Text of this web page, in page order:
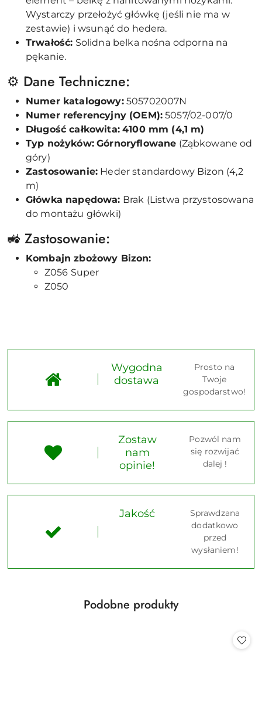
Wystarczy przełożyć główkę (jeśli nie ma w
zestawie) i wsunąć do hedera.
Trwałość: Solidna belka nośna odporna na
pękanie.
⚙️ Dane Techniczne:
Numer katalogowy:505702007N
Numer referencyjny (OEM): 5057/02-007/0
Długość całkowita: 4100 mm (4,1 m)
Typ nożyków: Górnoryflowane (Ząbkowane od
góry)
Zastosowanie: Heder standardowy Bizon (4,2
m)
Główka napędowa: Brak (Listwa przystosowana
do montażu główki)
🚜 Zastosowanie:
Kombajn zbożowy Bizon:
Z056 Super
Z050
Wygodna
dostawa
Prosto na
Twoje
gospodarstwo!
Zostaw
nam
opinie!
Pozwól nam
się rozwijać
dalej !
Jakość
Sprawdzana
dodatkowo
przed
wysłaniem!
Pomiń karuzelę produktów
Produkty
Podobne produkty